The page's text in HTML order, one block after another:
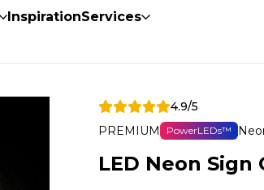
InspirationServices
4.9/5
PREMIUM
PowerLEDs™
LED Neon Sign